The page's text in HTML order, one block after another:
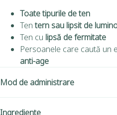
Toate tipurile de ten
Tentern sau lipsit de
Ten cu lipsă de fermitate
Persoanele care caută un
anti-age
Mod de administrare
Ingrediente